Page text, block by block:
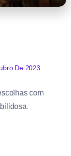
De 2023
com